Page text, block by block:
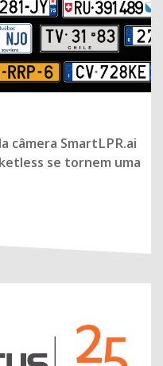
câmera SmartLPR.ai
se tornem uma